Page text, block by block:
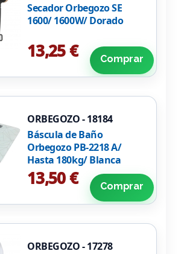
Secador Orbegozo SE
1600/ 1600W/ Dorado
13,25 € Comprar
ORBEGOZO - 18184
Báscula de Baño
Orbegozo PB-2218 A/
Hasta 180kg/ Blanca
13,50 € Comprar
ORBEGOZO - 17278